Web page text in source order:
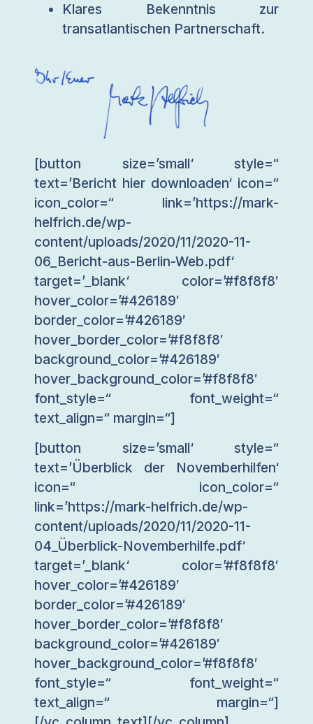
Klares Bekenntnis zur
transatlantischen Partnerschaft.
[button size=’small‘ style=“
text=’Bericht hier downloaden‘ icon=“
icon_color=“ link=’https://mark-
helfrich.de/wp-
content/uploads/2020/11/2020-11-
06_Bericht-aus-Berlin-Web.pdf‘
target=’_blank‘ color=’#f8f8f8′
hover_color=’#426189′
border_color=’#426189′
hover_border_color=’#f8f8f8′
background_color=’#426189′
hover_background_color=’#f8f8f8′
font_style=“ font_weight=“
text_align=“ margin=“]
[button size=’small‘ style=“
text=’Überblick der Novemberhilfen‘
icon=“ icon_color=“
link=’https://mark-helfrich.de/wp-
content/uploads/2020/11/2020-11-
04_Überblick-Novemberhilfe.pdf‘
target=’_blank‘ color=’#f8f8f8′
hover_color=’#426189′
border_color=’#426189′
hover_border_color=’#f8f8f8′
background_color=’#426189′
hover_background_color=’#f8f8f8′
font_style=“ font_weight=“
text_align=“ margin=“]